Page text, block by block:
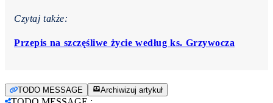
Czytaj także:
Przepis na szczęśliwe życie według ks. Grzywocza
TODO MESSAGE Archiwizuj artykuł